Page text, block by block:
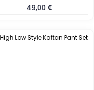
49,00